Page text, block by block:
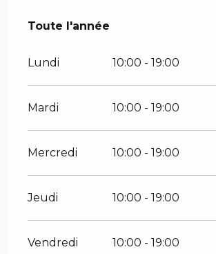
Toute l'année
Toute l'année
Lundi 10:00 - 19:00
Mardi 10:00 - 19:00
Mercredi 10:00 - 19:00
Jeudi 10:00 - 19:00
Vendredi 10:00 - 19:00